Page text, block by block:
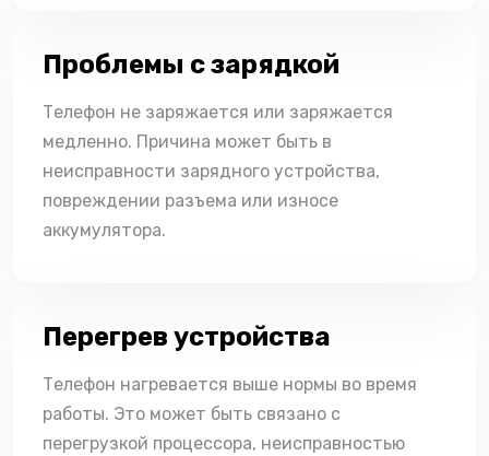
Проблемы с зарядкой
Телефон не заряжается или заряжается
медленно. Причина может быть в
неисправности зарядного устройства,
повреждении разъема или износе
аккумулятора.
Перегрев устройства
Телефон нагревается выше нормы во время
работы. Это может быть связано с
перегрузкой процессора, неисправностью